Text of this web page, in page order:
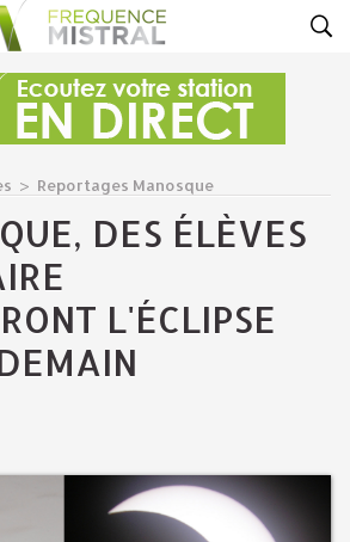
> Reportages Manosque
DES ÉLÈVES
L'ÉCLIPSE